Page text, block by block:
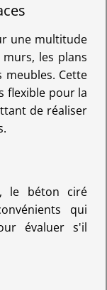
une multitude
les plans
meubles. Cette
flexible pour la
de réaliser
le béton ciré
qui
évaluer s'il